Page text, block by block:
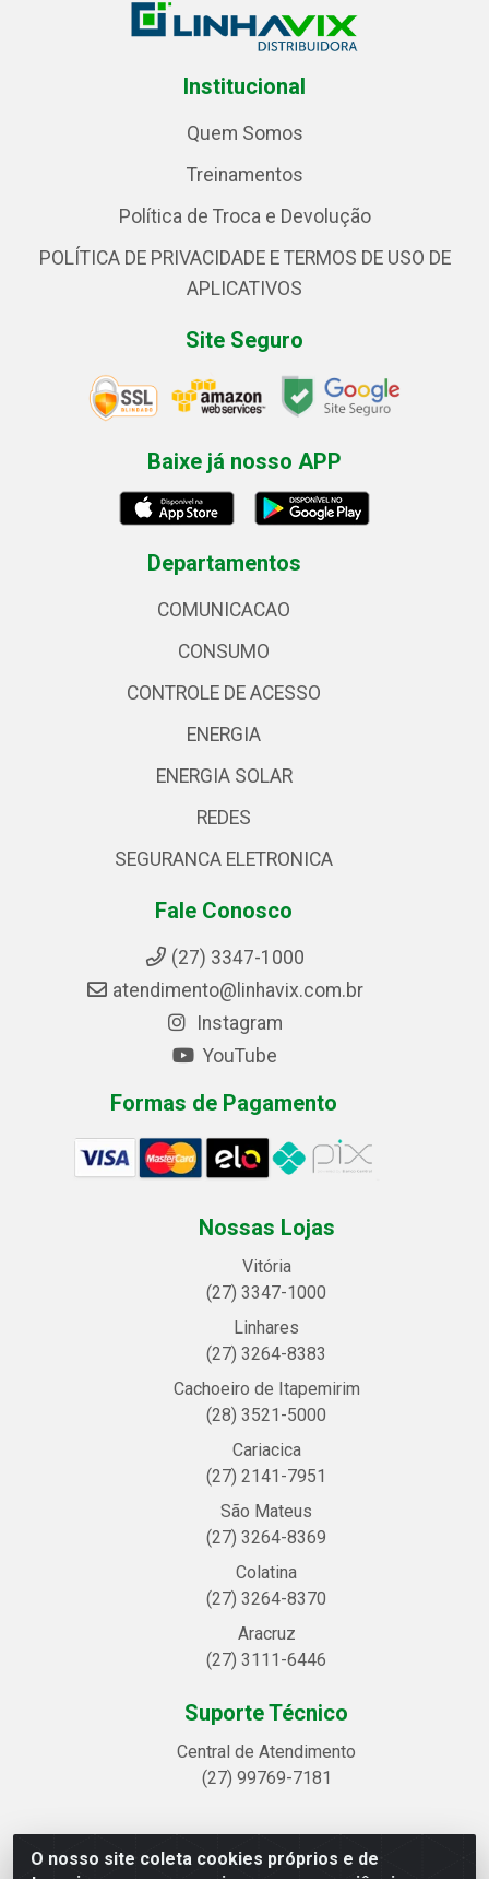
O nosso site coleta cookies próprios e de
Institucional
Quem Somos
Treinamentos
Política de Troca e Devolução
POLÍTICA DE PRIVACIDADE E TERMOS DE USO DE
APLICATIVOS
Site Seguro
Baixe já nosso APP
Departamentos
COMUNICACAO
CONSUMO
CONTROLE DE ACESSO
ENERGIA
ENERGIA SOLAR
REDES
SEGURANCA ELETRONICA
Fale Conosco
(27) 3347-1000
atendimento@linhavix.com.br
Instagram
YouTube
Formas de Pagamento
Nossas Lojas
Vitória
(27) 3347-1000
Linhares
(27) 3264-8383
Cachoeiro de Itapemirim
(28) 3521-5000
Cariacica
(27) 2141-7951
São Mateus
(27) 3264-8369
Colatina
(27) 3264-8370
Aracruz
(27) 3111-6446
Suporte Técnico
Central de Atendimento
(27) 99769-7181
Linhavix Distribuidora LTDA - Avenida Alegre, 2521 -